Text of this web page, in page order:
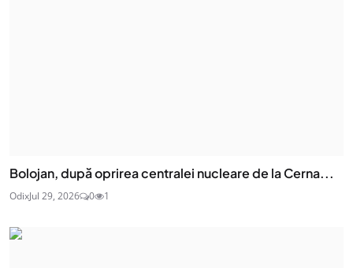
Bolojan, după oprirea centralei nucleare de la Cerna...
OdixJul 29, 2026 0 1